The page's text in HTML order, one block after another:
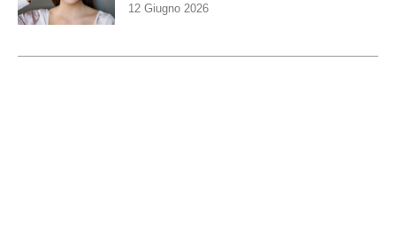
12 Giugno 2026